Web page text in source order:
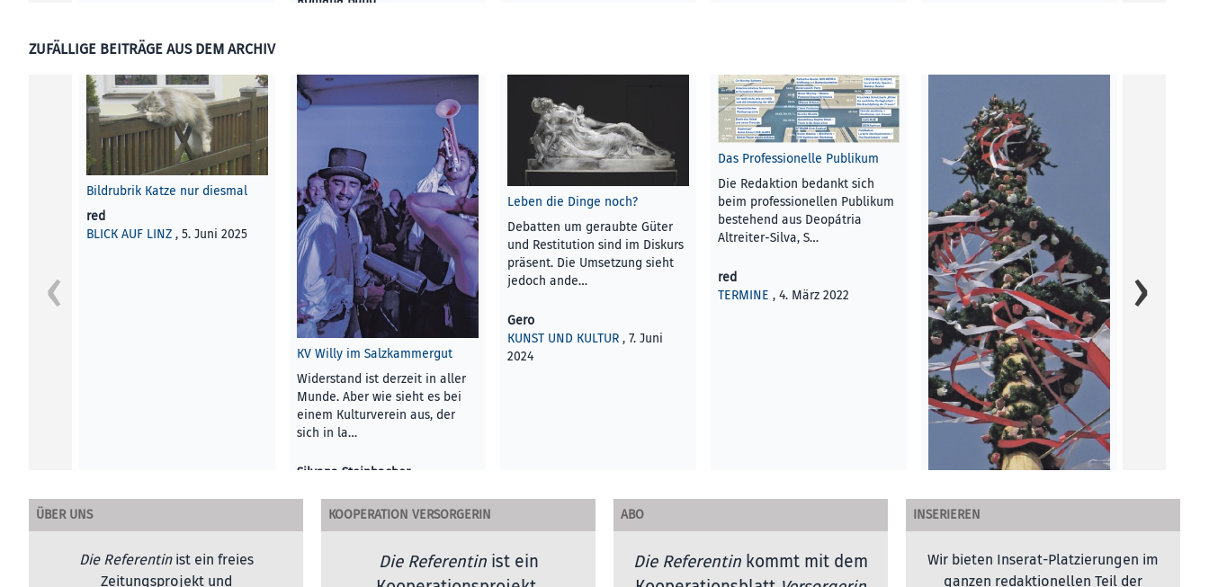
ZUFÄLLIGE BEITRÄGE AUS DEM ARCHIV
Bildrubrik Katze nur diesmal
red
BLICK AUF LINZ , 5. Juni 2025
KV Willy im Salzkammergut
Widerstand ist derzeit in aller
Munde. Aber wie sieht es bei
einem Kulturverein aus, der
sich in la…
Silvana Steinbacher
Leben die Dinge noch?
Debatten um geraubte Güter
und Restitution sind im Diskurs
präsent. Die Umsetzung sieht
jedoch ande…
Gero
KUNST UND KULTUR , 7. Juni
2024
Das Professionelle Publikum
Die Redaktion bedankt sich
beim professionellen Publikum
bestehend aus Deopátria
Altreiter-Silva, S…
red
TERMINE , 4. März 2022
Österreich
Premiere
ÜBER UNS
Die Referentinist ein freies
Zeitungsprojekt und
KOOPERATION VERSORGERIN
Die Referentinist ein
ABO
Die Referentin kommt mit dem
INSERIEREN
Wir bieten Inserat-Platzierungen im
ganzen redaktionellen Teil der